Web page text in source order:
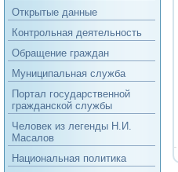
Открытые данные
Контрольная деятельность
Обращение граждан
Муниципальная служба
Портал государственной
гражданской службы
Человек из легенды Н.И.
Масалов
Национальная политика